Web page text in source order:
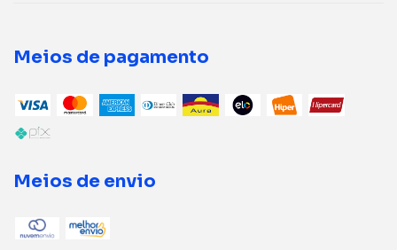
Meios de pagamento
Meios de envio